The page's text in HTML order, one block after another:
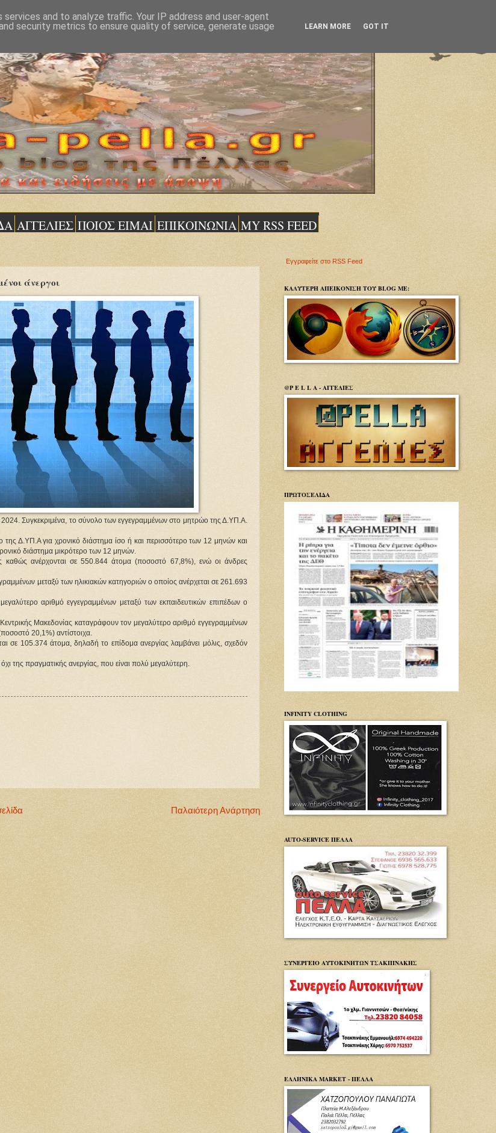
ΑΓΓΕΛΙΕΣ ΠΟΙΟΣ ΕΙΜΑΙ ΕΠΙΚΟΙΝΩΝΙΑ MY RSS FEED
άνεργοι
Συγκεκριμένα, το σύνολο των εγγεγραμμένων στο μητρώο της Δ.ΥΠ.Α.
Δ.ΥΠ.Α για χρονικό διάστημα ίσο ή και περισσότερο των 12 μηνών και
διάστημα μικρότερο των 12 μηνών.
καθώς ανέρχονται σε 550.844 άτομα (ποσοστό 67,8%), ενώ οι άνδρες
μεταξύ των ηλικιακών κατηγοριών ο οποίος ανέρχεται σε 261.693
αριθμό εγγεγραμμένων μεταξύ των εκπαιδευτικών επιπέδων ο
Μακεδονίας καταγράφουν τον μεγαλύτερο αριθμό εγγεγραμμένων
20,1%) αντίστοιχα.
σε 105.374 άτομα, δηλαδή το επίδομα ανεργίας λαμβάνει μόλις, σχεδόν
της πραγματικής ανεργίας, που είναι πολύ μεγαλύτερη.
Παλαιότερη Ανάρτηση
Εγγραφείτε στο RSS Feed
ΚΑΛΥΤΕΡΗ ΑΠΕΙΚΟΝΙΣΗ ΤΟΥ BLOG ΜΕ:
@P E L L A - ΑΓΓΕΛΙΕΣ
ΠΡΩΤΟΣΕΛΙΔΑ
INFINITY CLOTHING
AUTO-SERVICE ΠΕΛΛΑ
ΣΥΝΕΡΓΕΙΟ ΑΥΤΟΚΙΝΗΤΩΝ ΤΣΑΚΠΙΝΑΚΗΣ
ΕΛΛΗΝΙΚΑ MARKET - ΠΕΛΛΑ
and to analyze traffic. Your IP address and user-agent
security metrics to ensure quality of service, generate usage
LEARN MORE GOT IT